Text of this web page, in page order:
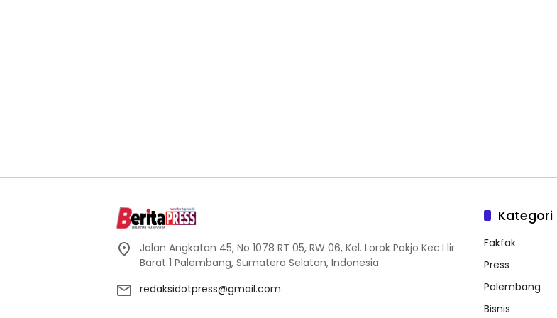
Jalan Angkatan 45, No 1078 RT 05, RW 06, Kel. Lorok Pakjo Kec.I lir
Barat 1 Palembang, Sumatera Selatan, Indonesia
redaksidotpress@gmail.com
Kategori
Fakfak
Press
Palembang
Bisnis